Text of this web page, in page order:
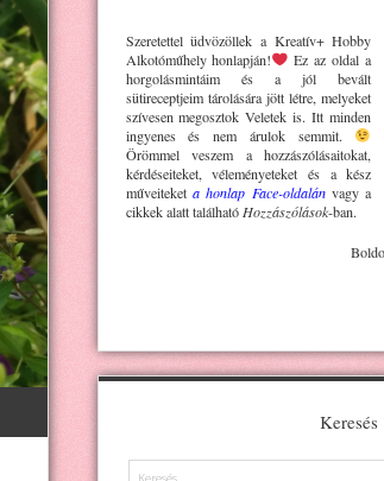
Szeretettel üdvözöllek a Kreatív+ Hobby
Alkotóműhelyhonlapján!
Ez az oldal a
horgolásmintáim és a jól bevált
sütireceptjeim tárolására jött létre, melyeket
szívesen megosztok Veletek is. Itt minden
ingyenes és nem árulok semmit.
Örömmel veszem a hozzászólásaitokat,
kérdéseiteket, véleményeteket és a kész
műveiteket a honlap Face-oldalánvagy a
cikkek alatt található Hozzászólások-ban.
Boldog
Keresés
Keresés